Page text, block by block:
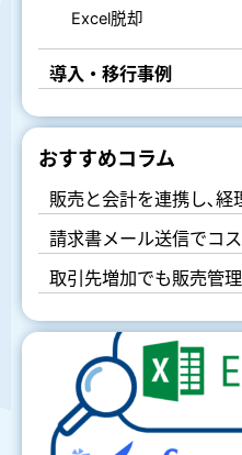
Excel脱却
導入・移行事例
おすすめコラム
販売と会計を連携し､経
請求書メール送信でコ
取引先増加でも販売管